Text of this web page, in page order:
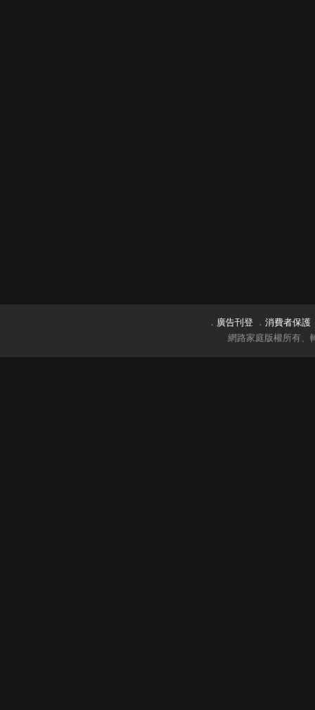
． 廣告刊登 ． 消費者保護
網路家庭版權所有、